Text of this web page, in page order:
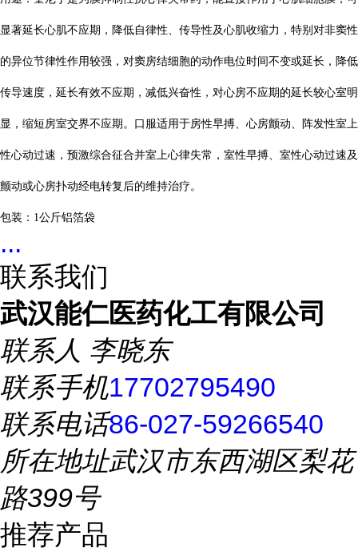
显著延长心肌不应期，降低自律性、传导性及心肌收缩力，特别对非窦性
的异位节律性作用较强，对窦房结细胞的动作电位时间不变或延长，降低
传导速度，延长有效不应期，减低兴奋性，对心房不应期的延长较心室明
显，缩短房室交界不应期。口服适用于房性早搏、心房颤动、阵发性室上
性心动过速，预激综合征合并室上心律失常，室性早搏、室性心动过速及
颤动或心房扑动经电转复后的维持治疗。
包装： 1公斤铝箔袋
...
联系我们
武汉能仁医药化工有限公司
联系人 李晓东
联系手机17702795490
联系电话86-027-59266540
所在地址武汉市东西湖区梨花
路399号
推荐产品